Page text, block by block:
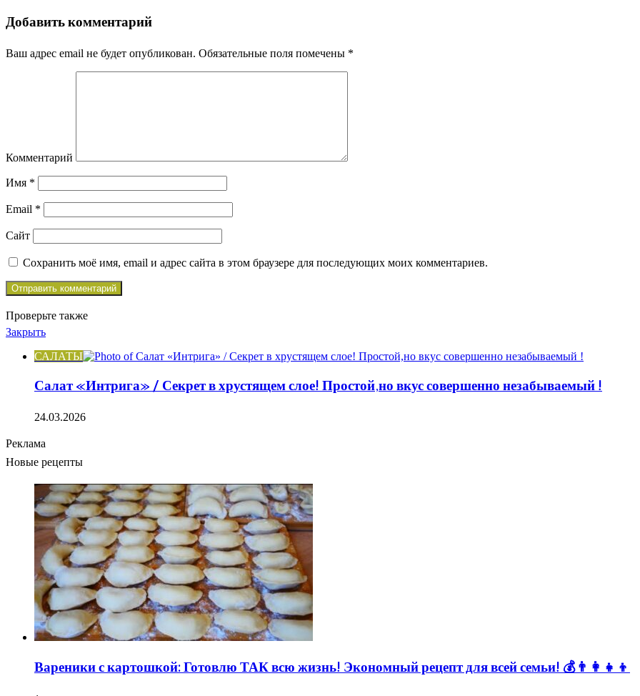
Добавить комментарий
Ваш адрес email не будет опубликован. Обязательные поля помечены *
Комментарий
Имя *
Email *
Сайт
Сохранить моё имя, email и адрес сайта в этом браузере для последующих моих комментариев.
Проверьте также
Закрыть
САЛАТЫ
Салат «Интрига» / Секрет в хрустящем слое! Простой,но вкус совершенно незабываемый !
24.03.2026
Реклама
Новые рецепты
Вареники с картошкой: Готовлю ТАК всю жизнь! Экономный рецепт для всей семьи! 💰👨👩👧👦